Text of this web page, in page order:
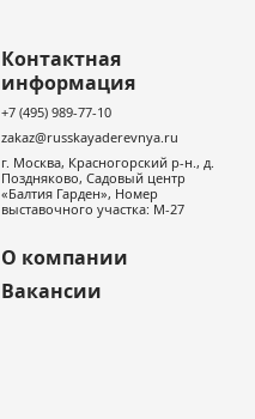
Контактная
информация
+7 (495) 989-77-10
zakaz@russkayaderevnya.ru
г. Москва, Красногорский р-н., д.
Поздняково, Садовый центр
«Балтия Гарден», Номер
выставочного участка: М-27
О компании
Вакансии